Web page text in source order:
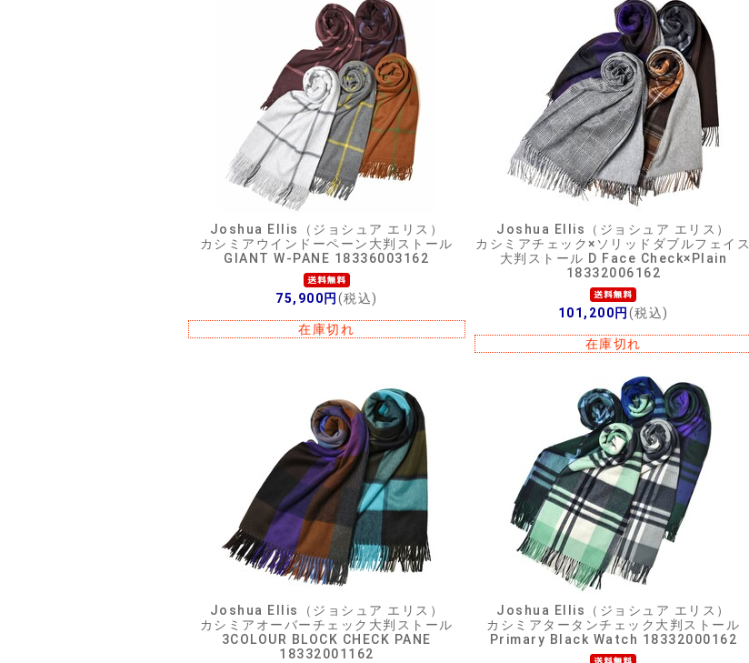
Joshua Ellis（ジョシュア エリス）
カシミアウインドーペーン大判ストール
GIANT W-PANE 18336003162
75,900円 (税込)
在庫切れ
Joshua Ellis（ジョシュア エリス）
カシミアチェック×ソリッドダブルフェイス
大判ストール D Face Check×Plain
18332006162
101,200円 (税込)
在庫切れ
Joshua Ellis（ジョシュア エリス）
カシミアオーバーチェック大判ストール
3COLOUR BLOCK CHECK PANE
18332001162
Joshua Ellis（ジョシュア エリス）
カシミアタータンチェック大判ストール
Primary Black Watch 18332000162